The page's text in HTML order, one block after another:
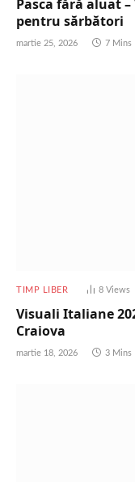
Pasca fără aluat
pentru sărbători
martie 25, 2026 7 Mins
TIMP LIBER 8 Views
Visuali Italiane
Craiova
martie 18, 2026 3 Mins